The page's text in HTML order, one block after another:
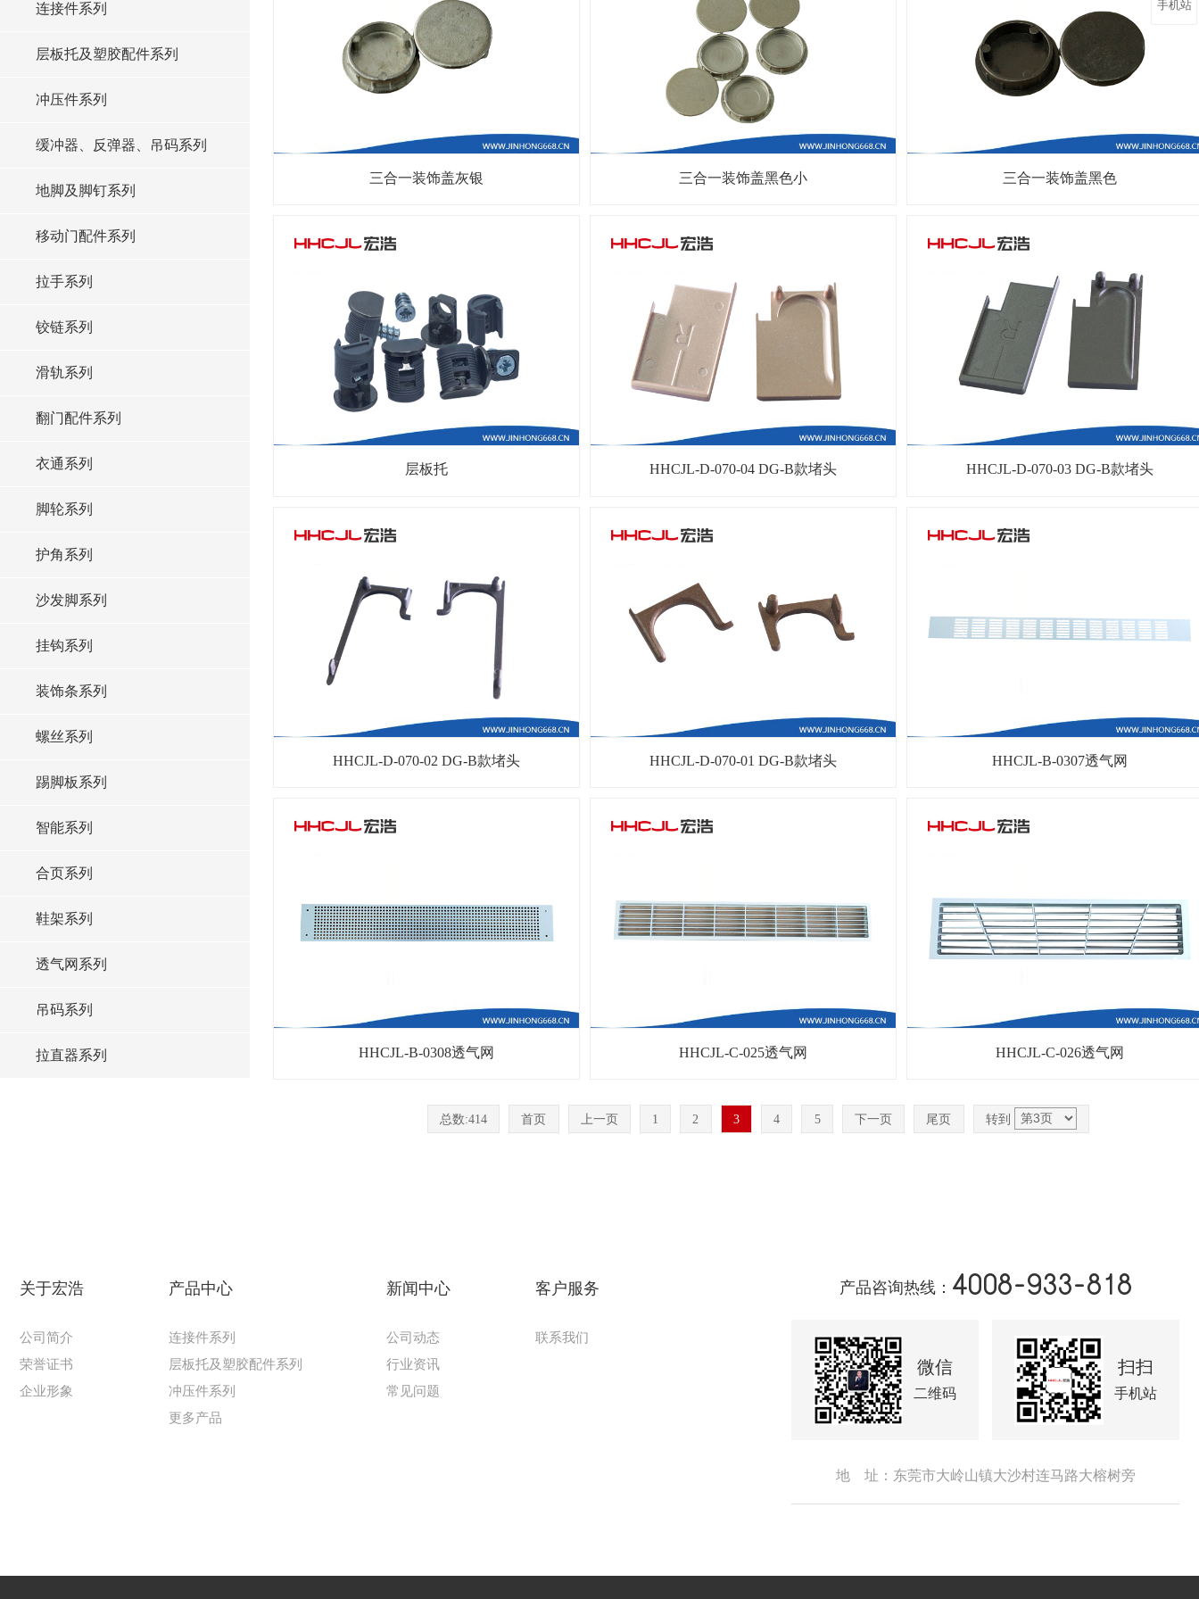
连接件系列
层板托及塑胶配件系列
冲压件系列
缓冲器、反弹器、吊码系列
地脚及脚钉系列
移动门配件系列
拉手系列
铰链系列
滑轨系列
翻门配件系列
衣通系列
脚轮系列
护角系列
沙发脚系列
挂钩系列
装饰条系列
螺丝系列
踢脚板系列
智能系列
合页系列
鞋架系列
透气网系列
吊码系列
拉直器系列
三合一装饰盖灰银 三合一装饰盖黑色小 三合一装饰盖黑色
层板托 HHCJL-D-070-04 DG-B款堵头 HHCJL-D-070-03 DG-B款堵头
HHCJL-D-070-02 DG-B款堵头 HHCJL-D-070-01 DG-B款堵头 HHCJL-B-0307透气网
HHCJL-B-0308透气网 HHCJL-C-025透气网 HHCJL-C-026透气网
总数:414 首页 上一页 1 2 3 4 5 下一页 尾页 转到
关于宏浩
公司简介
荣誉证书
企业形象
产品中心
连接件系列
层板托及塑胶配件系列
冲压件系列
更多产品
新闻中心
公司动态
行业资讯
常见问题
客户服务
联系我们
产品咨询热线： 4008-933-818
微信
二维码
扫扫
手机站
地 址：东莞市大岭山镇大沙村连马路大榕树旁
手机站